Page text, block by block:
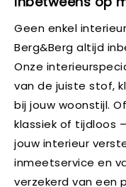
Geen enkel
Berg&Berg altijd
Onze
van de juiste stof,
bij jouw woonstijl.
klassiek of tijdloos
jouw interieur
inmeetservice en
verzekerd van een